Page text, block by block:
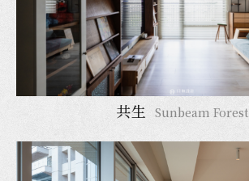
共生 Sunbeam Forest